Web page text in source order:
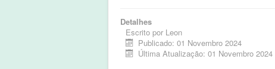
Detalhes
Escrito por Leon
Publicado: 01 Novembro 2024
Última Atualização: 01 Novembro 2024